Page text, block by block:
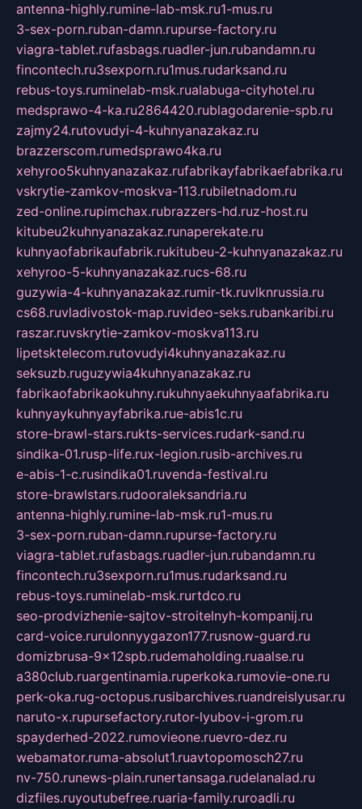
antenna-highly.rumine-lab-msk.ru1-mus.ru
3-sex-porn.ruban-damn.rupurse-factory.ru
viagra-tablet.rufasbags.ruadler-jun.rubandamn.ru
fincontech.ru3sexporn.ru1mus.rudarksand.ru
rebus-toys.ruminelab-msk.rualabuga-cityhotel.ru
medsprawo-4-ka.ru2864420.rublagodarenie-spb.ru
zajmy24.rutovudyi-4-kuhnyanazakaz.ru
brazzerscom.rumedsprawo4ka.ru
xehyroo5kuhnyanazakaz.rufabrikayfabrikaefabrika.ru
vskrytie-zamkov-moskva-113.rubiletnadom.ru
zed-online.rupimchax.rubrazzers-hd.ruz-host.ru
kitubeu2kuhnyanazakaz.runaperekate.ru
kuhnyaofabrikaufabrik.rukitubeu-2-kuhnyanazakaz.ru
xehyroo-5-kuhnyanazakaz.rucs-68.ru
guzywia-4-kuhnyanazakaz.rumir-tk.ruvlknrussia.ru
cs68.ruvladivostok-map.ruvideo-seks.rubankaribi.ru
raszar.ruvskrytie-zamkov-moskva113.ru
lipetsktelecom.rutovudyi4kuhnyanazakaz.ru
seksuzb.ruguzywia4kuhnyanazakaz.ru
fabrikaofabrikaokuhny.rukuhnyaekuhnyaafabrika.ru
kuhnyaykuhnyayfabrika.rue-abis1c.ru
store-brawl-stars.rukts-services.rudark-sand.ru
sindika-01.rusp-life.rux-legion.rusib-archives.ru
e-abis-1-c.rusindika01.ruvenda-festival.ru
store-brawlstars.rudooraleksandria.ru
antenna-highly.rumine-lab-msk.ru1-mus.ru
3-sex-porn.ruban-damn.rupurse-factory.ru
viagra-tablet.rufasbags.ruadler-jun.rubandamn.ru
fincontech.ru3sexporn.ru1mus.rudarksand.ru
rebus-toys.ruminelab-msk.rurtdco.ru
seo-prodvizhenie-sajtov-stroitelnyh-kompanij.ru
card-voice.rurulonnyygazon177.rusnow-guard.ru
domizbrusa-9x12spb.rudemaholding.ruaalse.ru
a380club.ruargentinamia.ruperkoka.rumovie-one.ru
perk-oka.rug-octopus.rusibarchives.ruandreislyusar.ru
naruto-x.rupursefactory.rutor-lyubov-i-grom.ru
spayderhed-2022.rumovieone.ruevro-dez.ru
webamator.ruma-absolut1.ruavtopomosch27.ru
nv-750.runews-plain.runertansaga.rudelanalad.ru
dizfiles.ruyoutubefree.ruaria-family.ruroadli.ru